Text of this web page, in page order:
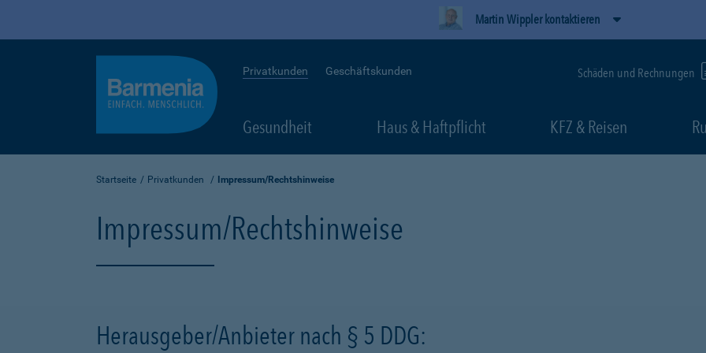
Martin Wippler kontaktieren
Privatkunden Geschäftskunden Schäden und Rechnungen
Gesundheit Haus & Haftpflicht KFZ & Reisen
Startseite Privatkunden Impressum/Rechtshinweise
Impressum/Rechtshinweise
Herausgeber/Anbieter nach § 5 DDG: